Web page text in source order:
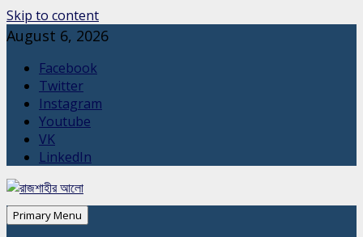
Skip to content
August 6, 2026
Facebook
Twitter
Instagram
Youtube
VK
LinkedIn
Primary Menu